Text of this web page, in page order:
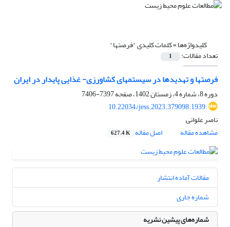
کلیدواژه‌ها =کلمات کلیدی "فرصت‏ها"
تعداد مقالات: 1
فرصت‏ها و تهدیدها در سیستم‏های کشاورزی- غذایی پایدار در ایران
دوره 8، شماره 4، زمستان 1402، صفحه
7397-7406
10.22034/jess.2023.379098.1939
ناصر علوانی
مشاهده مقاله
اصل مقاله 627.4 K
مقالات آماده انتشار
شماره جاری
شماره‌های پیشین نشریه